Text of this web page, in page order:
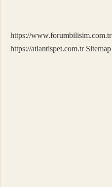
https://www.forumbilisim.com.tr
https://atlantispet.com.tr Sitemap